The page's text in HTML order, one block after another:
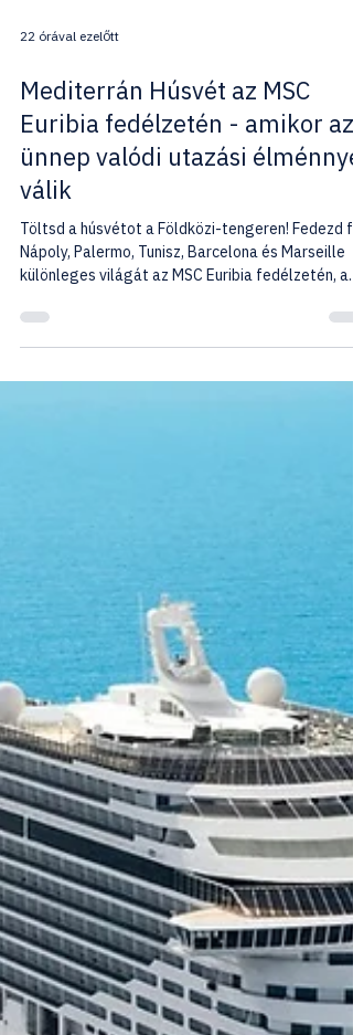
22 órával ezelőtt
Mediterrán Húsvét az MSC
Euribia fedélzetén - amikor az
ünnep valódi utazási élménnyé
válik
Töltsd a húsvétot a Földközi-tengeren! Fedezd
különleges világát az MSC Euribia fedélzetén, a
HJTD - HAJÓUTAD Mediterrán Húsvét csoportos